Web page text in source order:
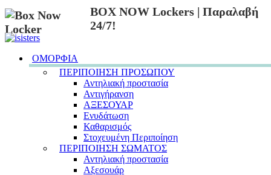
BOX NOW Lockers | Παραλαβή
24/7!
ΟΜΟΡΦΙΑ
ΠΕΡΙΠΟΙΗΣΗ ΠΡΟΣΩΠΟΥ
Αντηλιακή προστασία
Αντιγήρανση
ΑΞΕΣΟΥΑΡ
Ενυδάτωση
Καθαρισμός
Στοχευμένη Περιποίηση
ΠΕΡΙΠΟΙΗΣΗ ΣΩΜΑΤΟΣ
Αντηλιακή προστασία
Αξεσουάρ